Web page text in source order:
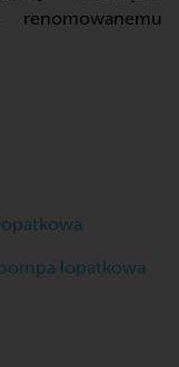
łopatkowa